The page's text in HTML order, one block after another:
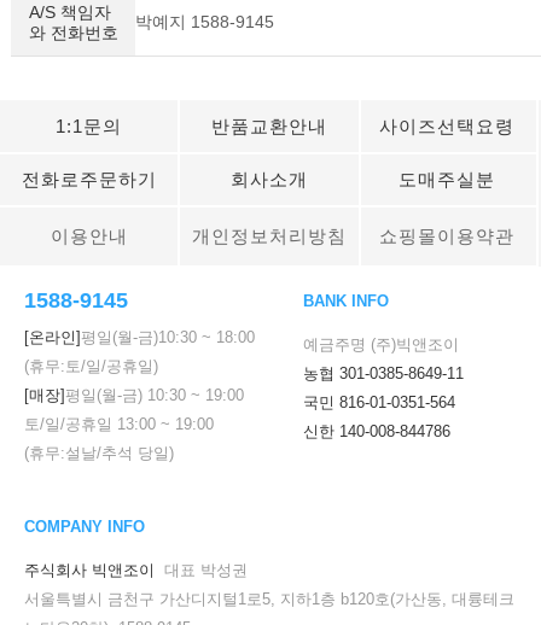
A/S 책임자
와 전화번호
박예지 1588-9145
1:1문의 반품교환안내 사이즈선택요령
전화로주문하기 회사소개 도매주실분
이용안내 개인정보처리방침 쇼핑몰이용약관
1588-9145
[온라인]평일(월-금)10:30 ~ 18:00
(휴무:토/일/공휴일)
[매장]평일(월-금) 10:30 ~ 19:00
토/일/공휴일 13:00 ~ 19:00
(휴무:설날/추석 당일)
BANK INFO
예금주명 (주)빅앤조이
농협 301-0385-8649-11
국민 816-01-0351-564
신한 140-008-844786
COMPANY INFO
주식회사 빅앤조이
대표 박성권
서울특별시 금천구 가산디지털1로5, 지하1층 b120호(가산동, 대륭테크